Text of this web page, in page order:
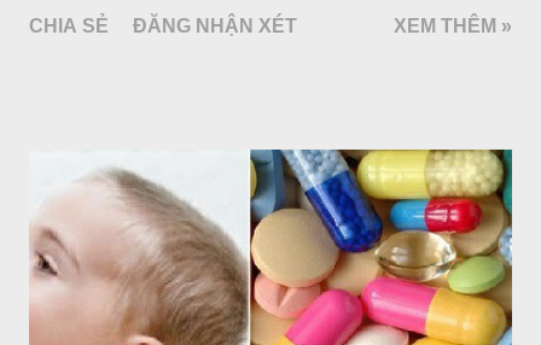
CHIA SẺ ĐĂNG NHẬN XÉT XEM THÊM »